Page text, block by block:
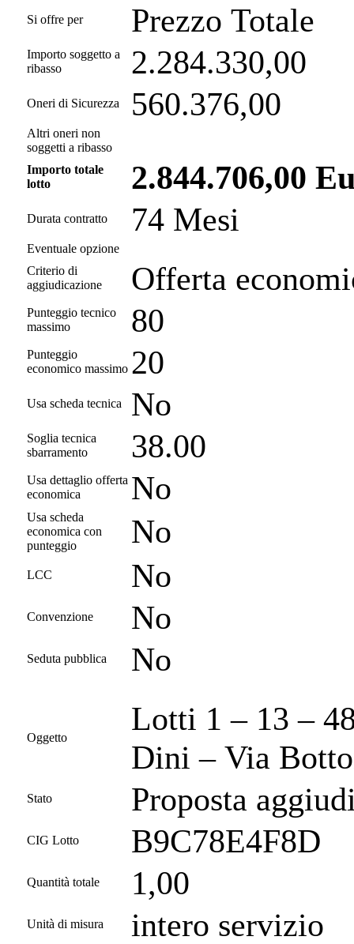
Si offre per Prezzo Totale
Importo soggetto a
ribasso
2.284.330,00
Oneri di Sicurezza 560.376,00
Altri oneri non
soggetti a ribasso
Importo totale
lotto
2.844.706,00
Durata contratto 74 Mesi
Eventuale opzione
Criterio di
aggiudicazione
Offerta
Punteggio tecnico
massimo
80
Punteggio
economico massimo 20
Usa scheda tecnica No
Soglia tecnica
sbarramento
38.00
Usa dettaglio offerta
economica
No
Usa scheda
economica con
punteggio
No
LCC No
Convenzione No
Seduta pubblica No
Oggetto
Lotti 1 – 13 –
Dini – Via
Stato Proposta
CIG Lotto B9C78E4F8D
Quantità totale 1,00
Unità di misura intero servizio